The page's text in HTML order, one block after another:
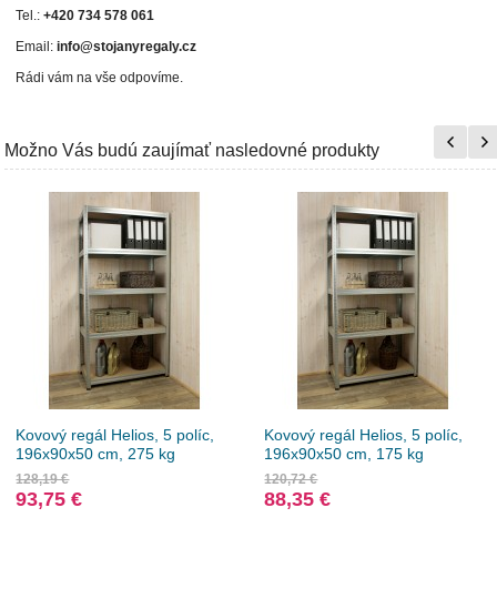
Tel.:+420 734 578 061
Email:info@stojanyregaly.cz
Rádi vám na vše odpovíme.
Možno Vás budú zaujímať nasledovné produkty
Kovový regál Helios, 5 políc,
196x90x50 cm, 275 kg
128,19 €
93,75 €
Kovový regál Helios, 5 políc,
196x90x50 cm, 175 kg
120,72 €
88,35 €